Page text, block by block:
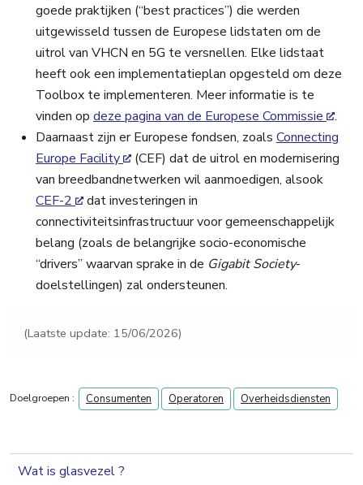
goede praktijken (“best practices”) die werden
uitgewisseld tussen de Europese lidstaten om de
uitrol van VHCN en 5G te versnellen. Elke lidstaat
heeft ook een implementatieplan opgesteld om deze
Toolbox te implementeren. Meer informatie is te
vinden op deze pagina van de Europese Commissie
.
Daarnaast zijn er Europese fondsen, zoals Connecting
Europe Facility
(CEF) dat de uitrol en modernisering
van breedbandnetwerken wil aanmoedigen, alsook
CEF-2
dat investeringen in
connectiviteitsinfrastructuur voor gemeenschappelijk
belang (zoals de belangrijke socio-economische
“drivers” waarvan sprake in de Gigabit Society-
doelstellingen) zal ondersteunen.
(Laatste update: 15/06/2026)
Doelgroepen : Consumenten Operatoren Overheidsdiensten
navigation 2nd level
Wat is glasvezel ?